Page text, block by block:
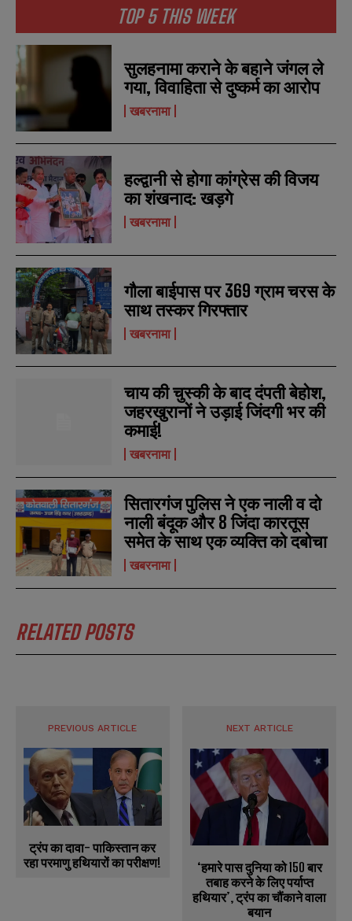
E
m
a
i
l
N
u
m
b
e
r
s
SUBMIT
E
m
a
i
l
N
u
m
b
e
r
s
SUBMIT
TOP 5 THIS WEEK
सुलहनामा कराने के बहाने जंगल ले
गया, विवाहिता से दुष्कर्म का आरोप
खबरनामा
हल्द्वानी से होगा कांग्रेस की विजय
का शंखनाद: खड़गे
खबरनामा
गौला बाईपास पर 369 ग्राम चरस के
साथ तस्कर गिरफ्तार
खबरनामा
चाय की चुस्की के बाद दंपती बेहोश,
जहरखुरानों ने उड़ाई जिंदगी भर की
कमाई!
खबरनामा
सितारगंज पुलिस ने एक नाली व दो
नाली बंदूक और 8 जिंदा कारतूस
समेत के साथ एक व्यक्ति को दबोचा
खबरनामा
RELATED POSTS
PREVIOUS ARTICLE
ट्रंप का दावा- पाकिस्तान कर
रहा परमाणु हथियारों का परीक्षण!
NEXT ARTICLE
‘हमारे पास दुनिया को 150 बार
तबाह करने के लिए पर्याप्त
हथियार’, ट्रंप का चौंकाने वाला
बयान